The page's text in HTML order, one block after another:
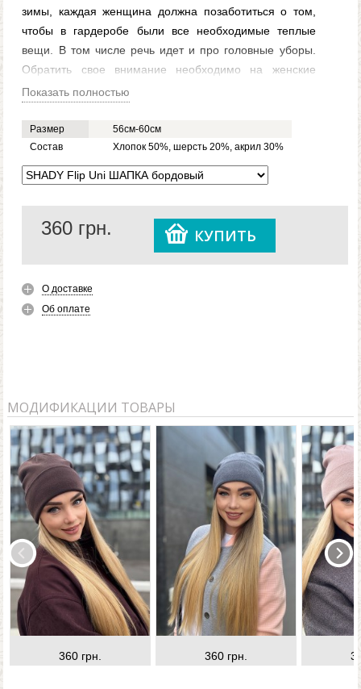
зимы, каждая женщина должна позаботиться о том,
чтобы в гардеробе были все необходимые теплые
вещи. В том числе речь идет и про головные уборы.
Обратить свое внимание необходимо на женские
шапки бордовые SHADY FLIP UNI. Данный головной
такая шапка из — акрила, шерсти и хлопка, так что
можно быть уверенными в том, что голова будет в
тепле. Женская шапка SHADY FLIP UNI бордовая
имеет удлиненную форму, так что носить ее можно
разными способами, в зависимости от стиля. Стоит
также отметить, что женская шапка SHADY FLIP UNI
бордового цвета отлично подойдет практически под
любую верхнюю одежду.
Показать полностью
Размер
56см-60см
Состав
Хлопок 50%, шерсть 20%, акрил 30%
360 грн. КУПИТЬ
О доставке
Об оплате
МОДИФИКАЦИИ ТОВАРЫ
360 грн. 360 грн.